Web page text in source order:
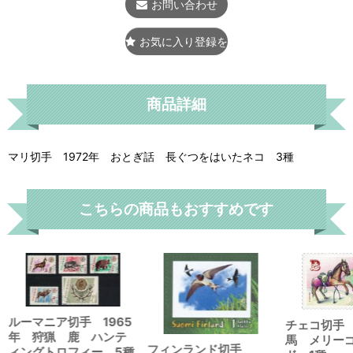
お問い合わせ
お気に入り登録をする
商品詳細
マリ切手 1972年 おとぎ話 長ぐつをはいたネコ 3種
こちらの商品もおすすめです
ルーマニア切手 1965
年 狩猟 鹿 ハンテ
フィンランド切手
チェコ切
馬 メリー